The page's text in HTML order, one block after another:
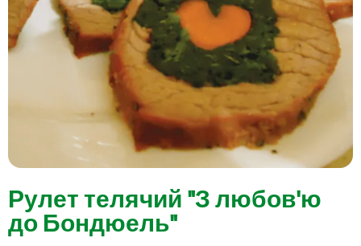
Рулет телячий "З любов'ю
до Бондюель"